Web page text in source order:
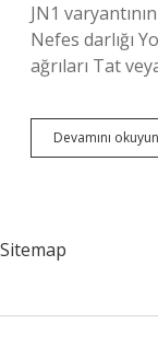
JN1
Nefes darlığı
ağrıları Tat
Devamını okuyun
Sitemap